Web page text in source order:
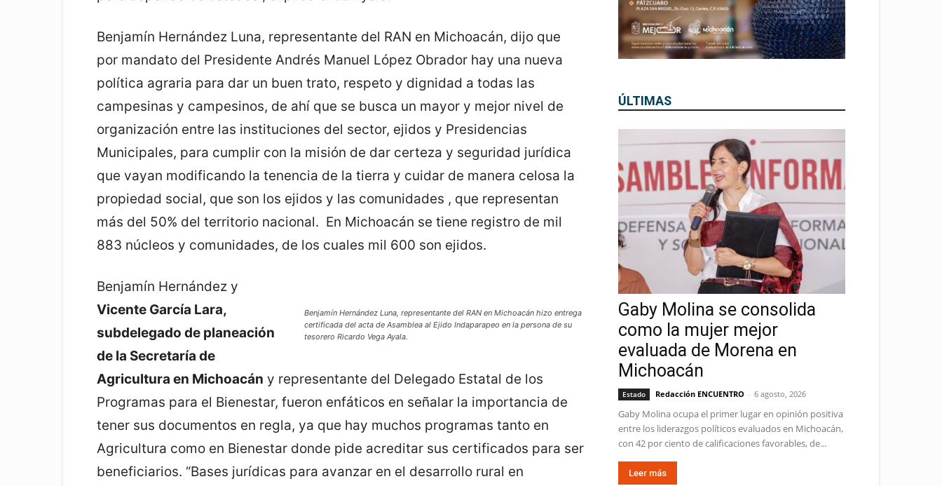
Benjamín Hernández Luna, representante del RAN en Michoacán, dijo que
por mandato del Presidente Andrés Manuel López Obrador hay una nueva
política agraria para dar un buen trato, respeto y dignidad a todas las
campesinas y campesinos, de ahí que se busca un mayor y mejor nivel de
organización entre las instituciones del sector, ejidos y Presidencias
Municipales, para cumplir con la misión de dar certeza y seguridad jurídica
que vayan modificando la tenencia de la tierra y cuidar de manera celosa la
propiedad social, que son los ejidos y las comunidades , que representan
más del 50% del territorio nacional. En Michoacán se tiene registro de mil
883 núcleos y comunidades, de los cuales mil 600 son ejidos.
Benjamín Hernández Luna, representante del RAN en Michoacán hizo entrega
certificada del acta de Asamblea al Ejido Indaparapeo en la persona de su
tesorero Ricardo Vega Ayala.
Benjamín Hernández y
Vicente García Lara,
subdelegado de planeación
de la Secretaría de
Agricultura en Michoacán y representante del Delegado Estatal de los
Programas para el Bienestar, fueron enfáticos en señalar la importancia de
tener sus documentos en regla, ya que hay muchos programas tanto en
Agricultura como en Bienestar donde pide acreditar sus certificados para ser
beneficiarios. “Bases jurídicas para avanzar en el desarrollo rural en
ÚLTIMAS
Gaby Molina se consolida
como la mujer mejor
evaluada de Morena en
Michoacán
Estado Redacción ENCUENTRO - 6 agosto, 2026
Gaby Molina ocupa el primer lugar en opinión positiva
entre los liderazgos políticos evaluados en Michoacán,
con 42 por ciento de calificaciones favorables, de...
Leer más